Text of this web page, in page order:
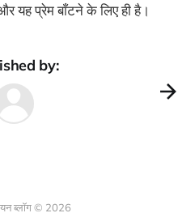
यह प्रेम बाँटने के लिए ही है।
by:
ब्लॉग © 2026